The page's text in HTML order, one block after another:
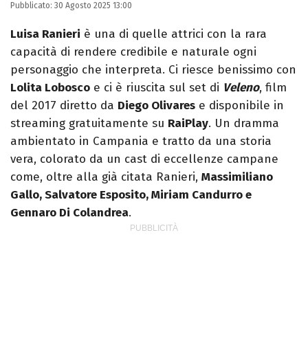
Appassionato di sport, avido consumatore
di manga e film, cultore di tutto ciò che è
stato girato da Quentin Tarantino e
musicista nel tempo libero.
Pubblicato: 30 Agosto 2025 13:00
Luisa Ranieri è una di quelle attrici con la rara
capacità di rendere credibile e naturale ogni
personaggio che interpreta. Ci riesce benissimo con
Lolita Lobosco e ci è riuscita sul set di Veleno, film
del 2017 diretto da Diego Olivares e disponibile in
streaming gratuitamente su RaiPlay. Un dramma
ambientato in Campania e tratto da una storia
vera, colorato da un cast di eccellenze campane
come, oltre alla già citata Ranieri, Massimiliano
Gallo, Salvatore Esposito, Miriam Candurro e
Gennaro Di Colandrea.